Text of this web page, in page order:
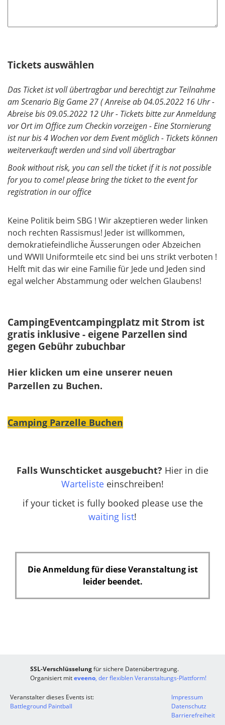
Tickets auswählen
Das Ticket ist voll übertragbar und berechtigt zur Teilnahme
am Scenario Big Game 27 ( Anreise ab 04.05.2022 16 Uhr -
Abreise bis 09.05.2022 12 Uhr - Tickets bitte zur Anmeldung
vor Ort im Office zum Checkin vorzeigen - Eine Stornierung
ist nur bis 4 Wochen vor dem Event möglich - Tickets können
weiterverkauft werden und sind voll übertragbar
Book without risk, you can sell the ticket if it is not possible
for you to come! please bring the ticket to the event for
registration in our office
Keine Politik beim SBG ! Wir akzeptieren weder linken
noch rechten Rassismus! Jeder ist willkommen,
demokratiefeindliche Äusserungen oder Abzeichen
und WWII Uniformteile etc sind bei uns strikt verboten !
Helft mit das wir eine Familie für Jede und Jeden sind
egal welcher Abstammung oder welchen Glaubens!
CampingEventcampingplatz mit Strom ist
gratis inklusive - eigene Parzellen sind
gegen Gebühr zubuchbar
Hier klicken um eine unserer neuen
Parzellen zu Buchen.
Camping Parzelle Buchen
Falls Wunschticket ausgebucht? Hier in die
Warteliste einschreiben!
if your ticket is fully booked please use the
waiting list!
Die Anmeldung für diese Veranstaltung ist
leider beendet.
SSL-Verschlüsselungfür sichere Datenübertragung.
Organisiert miteveeno, der flexiblen Veranstaltungs-Plattform!
Veranstalter dieses Events ist:
Battleground Paintball
Impressum
Datenschutz
Barrierefreiheit